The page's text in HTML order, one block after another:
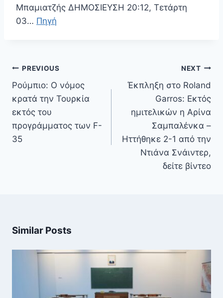
Μπαμιατζής ΔΗΜΟΣΙΕΥΣΗ 20:12, Τετάρτη
03… Πηγή
Πλοήγηση
άρθρων
PREVIOUS
Ρούμπιο: Ο νόμος
κρατά την Τουρκία
εκτός του
προγράμματος των F-
35
NEXT
Έκπληξη στο Roland
Garros: Εκτός
ημιτελικών η Αρίνα
Σαμπαλένκα –
Ηττήθηκε 2-1 από την
Ντιάνα Σνάιντερ,
δείτε βίντεο
Similar Posts